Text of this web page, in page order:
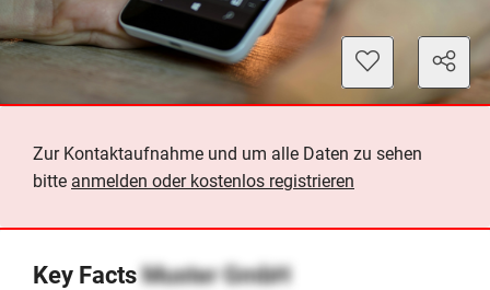
Zur Kontaktaufnahme und um alle Daten zu sehen
bitte anmelden oder kostenlos registrieren
Key FactsMuster GmbH